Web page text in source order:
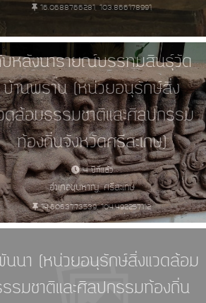
16.0688766281, 103.866178991
หลังนารายณ์บรรทมสินธุ์วัด
บ้านพราน (หน่วยอนุรักษ์สิ่ง
ดล้อมธรรมชาติและศิลปกรรม
ท้องถิ่นจังหวัดศรีสะเกษ)
4 ปีที่แล้ว
อำเภอขุนหาญ, ศรีสะเกษ
14.6063773539, 104.492257112
นนา (หน่วยอนุรักษ์สิ่งแวดล้อม
รมชาติและศิลปกรรมท้องถิ่น